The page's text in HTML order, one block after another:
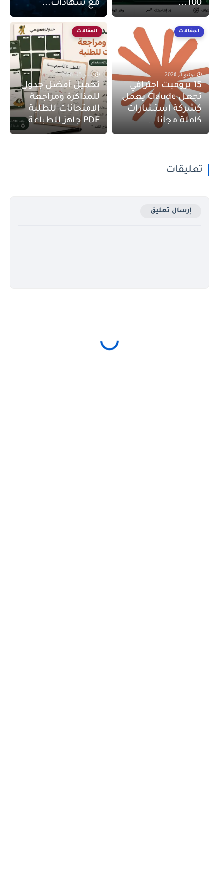
100... مع شهادات...
المقالات
يونيو 3, 2026
15 برومبت احترافي
تجعل Claude يعمل
كشركة استشارات
كاملة مجانا...
المقالات
مايو 15, 2026
تحميل أفضل جدول
للمذاكرة ومراجعة
الامتحانات للطلبة
PDF جاهز للطباعة...
تعليقات
إرسال تعليق